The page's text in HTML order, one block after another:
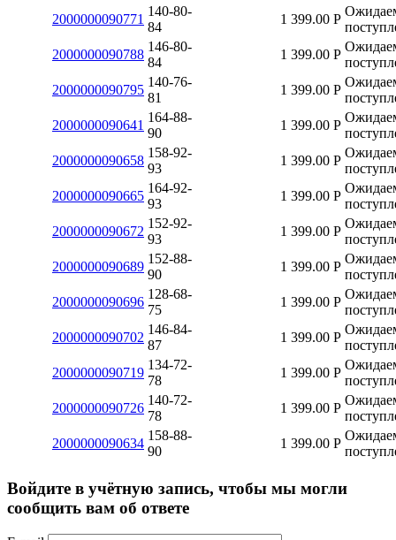
2000000090771
140-80-
84
1 399.00 Р
2000000090788
146-80-
84
1 399.00 Р
2000000090795
140-76-
81
1 399.00 Р
2000000090641
164-88-
90
1 399.00 Р
2000000090658
158-92-
93
1 399.00 Р
2000000090665
164-92-
93
1 399.00 Р
2000000090672
152-92-
93
1 399.00 Р
2000000090689
152-88-
90
1 399.00 Р
2000000090696
128-68-
75
1 399.00 Р
2000000090702
146-84-
87
1 399.00 Р
2000000090719
134-72-
78
1 399.00 Р
2000000090726
140-72-
78
1 399.00 Р
2000000090634
158-88-
90
1 399.00 Р
Войдите в учётную запись, чтобы мы могли
сообщить вам об ответе